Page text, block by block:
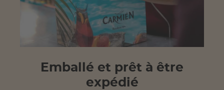
Emballé et prêt à être
expédié